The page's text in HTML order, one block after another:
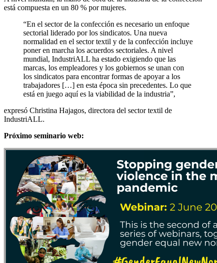
está compuesta en un 80 % por mujeres.
“En el sector de la confección es necesario un enfoque
sectorial liderado por los sindicatos. Una nueva
normalidad en el sector textil y de la confección incluye
poner en marcha los acuerdos sectoriales. A nivel
mundial, IndustriALL ha estado exigiendo que las
marcas, los empleadores y los gobiernos se unan con
los sindicatos para encontrar formas de apoyar a los
trabajadores […] en esta época sin precedentes. Lo que
está en juego aquí es la viabilidad de la industria”,
expresó Christina Hajagos, directora del sector textil de
IndustriALL.
Próximo seminario web: